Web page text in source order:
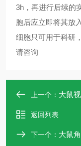
3h，再进行后续的
胞后应立即将其放
细胞只可用于科研
请咨询 ​​​​​​​
上一个： 大鼠
返回列表
下一个： 大鼠